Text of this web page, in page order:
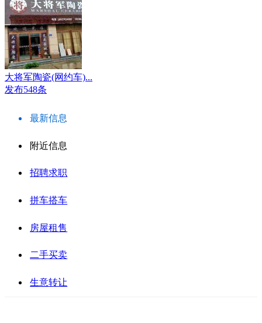
大将军陶瓷(网约车)...
发布548条
最新信息
附近信息
招聘求职
拼车搭车
房屋租售
二手买卖
生意转让